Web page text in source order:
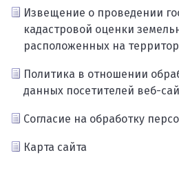
Извещение о проведении
кадастровой оценки
расположенных на
Политика в отношении
данных посетителей веб-
Согласие на обработку
Карта сайта